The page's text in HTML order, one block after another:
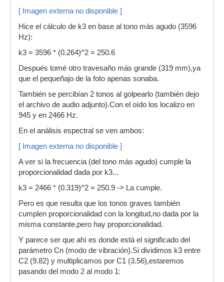
[ Imagen externa no disponible ]
Hice el cálculo de k3 en base al tono más agudo (3596
Hz):
k3 = 3596 * (0.264)^2 = 250.6
Después tomé otro travesaño más grande (319 mm),ya
que el pequeñajo de la foto apenas sonaba.
También se percibían 2 tonos al golpearlo (también dejo
el archivo de audio adjunto).Con el oído los localizo en
945 y en 2466 Hz.
En el análisis espectral se ven ambos:
[ Imagen externa no disponible ]
A ver si la frecuencia (del tono más agudo) cumple la
proporcionalidad dada por k3...
k3 = 2466 * (0.319)^2 = 250.9 -> La cumple.
Pero es que resulta que los tonos graves también
cumplen proporcionalidad con la longitud,no dada por la
misma constante,pero hay proporcionalidad.
Y parece ser que ahí es donde está el significado del
parámetro Cn (modo de vibración).Si dividimos k3 entre
C2 (9.82) y multiplicamos por C1 (3.56),estaremos
pasando del modo 2 al modo 1: